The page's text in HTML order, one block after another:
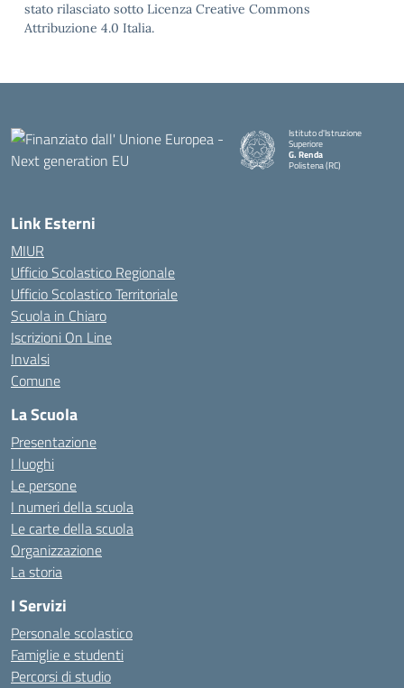
stato rilasciato sotto Licenza Creative Commons
Attribuzione 4.0 Italia.
Istituto d'Istruzione
Superiore
G. Renda
Polistena (RC)
Link Esterni
MIUR
Ufficio Scolastico Regionale
Ufficio Scolastico Territoriale
Scuola in Chiaro
Iscrizioni On Line
Invalsi
Comune
La Scuola
Presentazione
I luoghi
Le persone
I numeri della scuola
Le carte della scuola
Organizzazione
La storia
I Servizi
Personale scolastico
Famiglie e studenti
Percorsi di studio